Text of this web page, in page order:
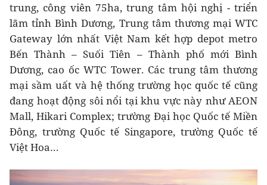
trung, công viên 75ha, trung tâm hội nghị - triển
lãm tỉnh Bình Dương, Trung tâm thương mại WTC
Gateway lớn nhất Việt Nam kết hợp depot metro
Bến Thành – Suối Tiên – Thành phố mới Bình
Dương, cao ốc WTC Tower. Các trung tâm thương
mại sầm uất và hệ thống trường học quốc tế cũng
đang hoạt động sôi nổi tại khu vực này như AEON
Mall, Hikari Complex; trường Đại học Quốc tế Miền
Đông, trường Quốc tế Singapore, trường Quốc tế
Việt Hoa…